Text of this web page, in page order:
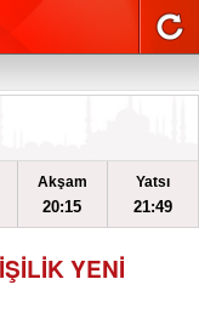
Akşam
20:15
Yatsı
21:49
YENİ